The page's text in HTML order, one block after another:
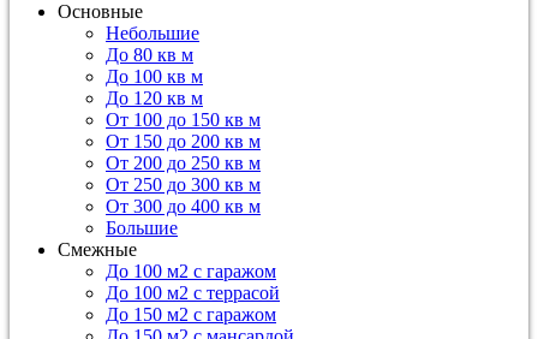
Основные
Небольшие
До 80 кв м
До 100 кв м
До 120 кв м
От 100 до 150 кв м
От 150 до 200 кв м
От 200 до 250 кв м
От 250 до 300 кв м
От 300 до 400 кв м
Большие
Смежные
До 100 м2 с гаражом
До 100 м2 с террасой
До 150 м2 с гаражом